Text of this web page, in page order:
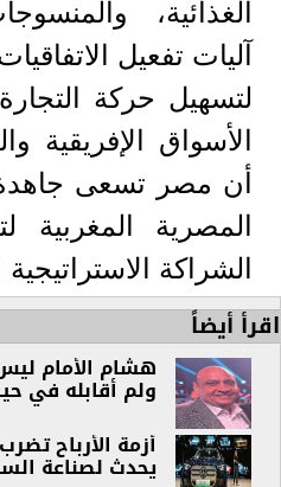
الغذائية،
آليات تفعيل
لتسهيل حركة التجارة
الأسواق الإفريقية
أن مصر تسعى جاهدة
المصرية
الشراكة
اقرأ أيضاً
هشام الأمام
ولم أقابله في
أزمة الأرباح
يحدث لصناعة